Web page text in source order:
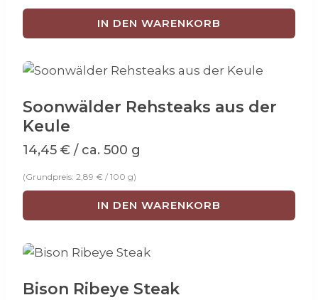
IN DEN WARENKORB
Soonwälder Rehsteaks aus der
Keule
14,45 € / ca. 500 g
(Grundpreis: 2,89 € / 100 g)
IN DEN WARENKORB
Bison Ribeye Steak